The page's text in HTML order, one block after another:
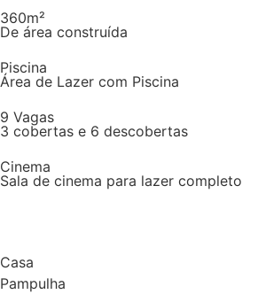
360m²
De área construída
Piscina
Área de Lazer com Piscina
9 Vagas
3 cobertas e 6 descobertas
Cinema
Sala de cinema para lazer completo
Casa
Pampulha